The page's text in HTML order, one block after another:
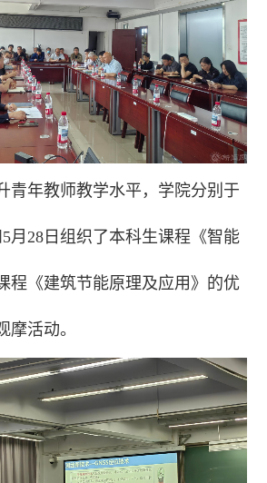
青年教师教学水平，学院分别于
5月28日组织了本科生课程《智能
程《建筑节能原理及应用》的优
摩活动。